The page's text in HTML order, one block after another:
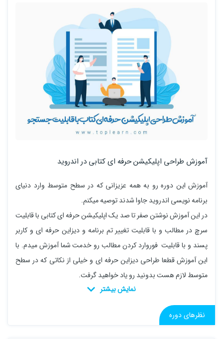
آموزش طراحی اپلیکیشن حرفه ای کتابی در اندروید
آموزش این دوره رو به همه عزیزانی که در سطح متوسط وارد دنیای
برنامه نویسی اندروید جاوا شدند توصیه میکنم.
در این آموزش نوشتن صفر تا صد یک اپلیکیشن حرفه ای کتابی با قابلیت
سرچ در مطالب و با قابلیت تغییر تم برنامه و دیزاین حرفه ای و کاربر
پسند و با قابلیت فوروارد کردن مطالب رو خدمت شما آموزش میدم. با
این آموزش قطعا طراحی دیزاین حرفه ای و خیلی از نکاتی که در سطح
متوسط لازم هست بدونید رو یاد خواهید گرفت.
نظرهای دوره